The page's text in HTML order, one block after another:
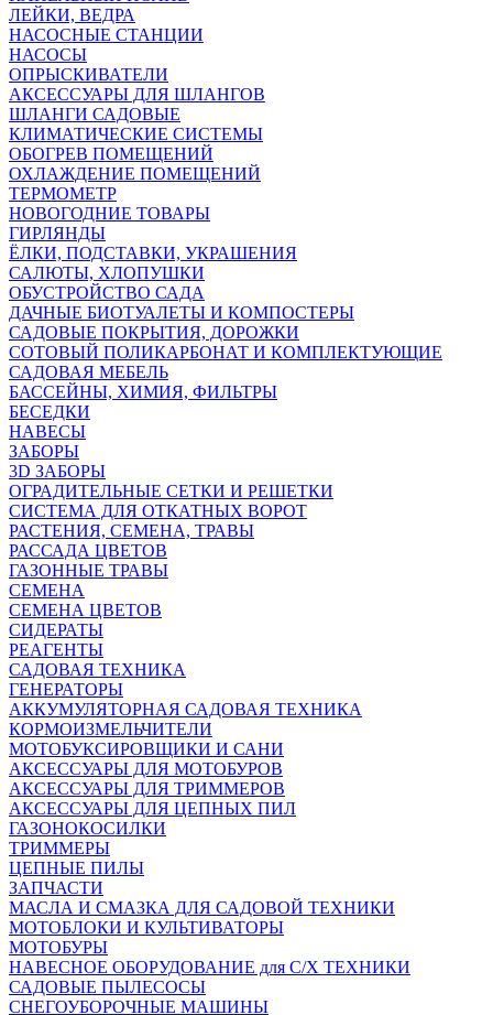
ЛЕЙКИ, ВЕДРА
НАСОСНЫЕ СТАНЦИИ
НАСОСЫ
ОПРЫСКИВАТЕЛИ
АКСЕССУАРЫ ДЛЯ ШЛАНГОВ
ШЛАНГИ САДОВЫЕ
КЛИМАТИЧЕСКИЕ СИСТЕМЫ
ОБОГРЕВ ПОМЕЩЕНИЙ
ОХЛАЖДЕНИЕ ПОМЕЩЕНИЙ
ТЕРМОМЕТР
НОВОГОДНИЕ ТОВАРЫ
ГИРЛЯНДЫ
ЁЛКИ, ПОДСТАВКИ, УКРАШЕНИЯ
САЛЮТЫ, ХЛОПУШКИ
ОБУСТРОЙСТВО САДА
ДАЧНЫЕ БИОТУАЛЕТЫ И КОМПОСТЕРЫ
САДОВЫЕ ПОКРЫТИЯ, ДОРОЖКИ
СОТОВЫЙ ПОЛИКАРБОНАТ И КОМПЛЕКТУЮЩИЕ
САДОВАЯ МЕБЕЛЬ
БАССЕЙНЫ, ХИМИЯ, ФИЛЬТРЫ
БЕСЕДКИ
НАВЕСЫ
ЗАБОРЫ
3D ЗАБОРЫ
ОГРАДИТЕЛЬНЫЕ СЕТКИ И РЕШЕТКИ
СИСТЕМА ДЛЯ ОТКАТНЫХ ВОРОТ
РАСТЕНИЯ, СЕМЕНА, ТРАВЫ
РАССАДА ЦВЕТОВ
ГАЗОННЫЕ ТРАВЫ
СЕМЕНА
СЕМЕНА ЦВЕТОВ
СИДЕРАТЫ
РЕАГЕНТЫ
САДОВАЯ ТЕХНИКА
ГЕНЕРАТОРЫ
АККУМУЛЯТОРНАЯ САДОВАЯ ТЕХНИКА
КОРМОИЗМЕЛЬЧИТЕЛИ
МОТОБУКСИРОВЩИКИ И САНИ
АКСЕССУАРЫ ДЛЯ МОТОБУРОВ
АКСЕССУАРЫ ДЛЯ ТРИММЕРОВ
АКСЕССУАРЫ ДЛЯ ЦЕПНЫХ ПИЛ
ГАЗОНОКОСИЛКИ
ТРИММЕРЫ
ЦЕПНЫЕ ПИЛЫ
ЗАПЧАСТИ
МАСЛА И СМАЗКА ДЛЯ САДОВОЙ ТЕХНИКИ
МОТОБЛОКИ И КУЛЬТИВАТОРЫ
МОТОБУРЫ
НАВЕСНОЕ ОБОРУДОВАНИЕ для С/Х ТЕХНИКИ
САДОВЫЕ ПЫЛЕСОСЫ
СНЕГОУБОРОЧНЫЕ МАШИНЫ